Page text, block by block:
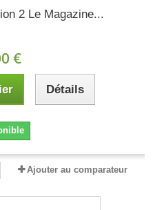
2 Le Magazine...
€
Détails
Ajouter au comparateur